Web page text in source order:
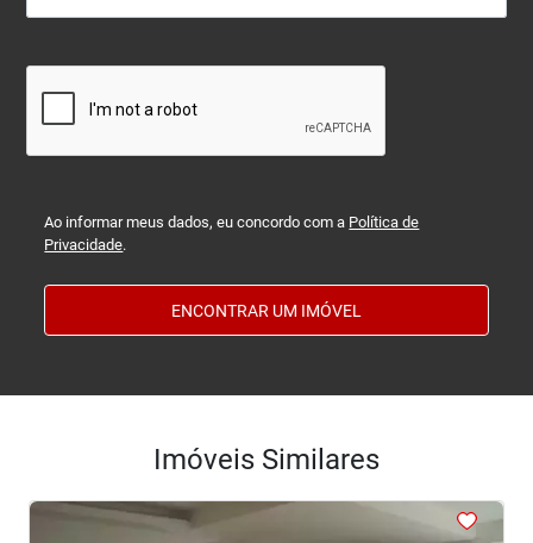
Ao informar meus dados, eu concordo com a Política de
Privacidade.
ENCONTRAR UM IMÓVEL
Imóveis Similares